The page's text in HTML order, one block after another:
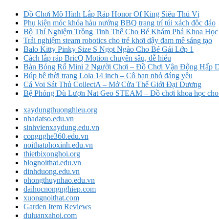
Đồ Chơi Mô Hình Lắp Ráp Honor Of King Siêu Thú Vị
Phụ kiện móc khóa hàu nướng BBQ trang trí túi xách độc đáo
Bộ Thí Nghiệm Trồng Tinh Thể Cho Bé Khám Phá Khoa Học
Trải nghiệm steam robotics cho trẻ khơi dậy đam mê sáng tạo
Balo Kitty Pinky Size S Ngọt Ngào Cho Bé Gái Lớp 1
Cách lắp ráp BricQ Motion chuyên sâu, dễ hiểu
Bàn Bóng Rổ Mini 2 Người Chơi – Đồ Chơi Vận Động Hấp
Búp bê thời trang Lola 14 inch – Cô bạn nhỏ đáng yêu
Cá Voi Sát Thủ CollectA – Mở Cửa Thế Giới Đại Dương
Bệ Phóng Dù Lượn Nat Geo STEAM – Đồ chơi khoa học
xaydungthuonghieu.org
nhadatso.edu.vn
sinhvienxaydung.edu.vn
congnghe360.edu.vn
noithatphoxinh.edu.vn
thietbixonghoi.org
blognoithat.edu.vn
dinhduong.edu.vn
phongthuynhao.edu.vn
daihocnongnghiep.com
xuongnoithat.com
Garden Item Reviews
duluanxahoi.com